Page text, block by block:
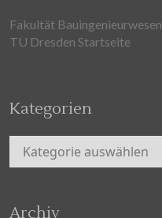
Fakultät Bauingenieurwesen
TU Dresden Startseite
Kategorien
Kategorien
Archiv